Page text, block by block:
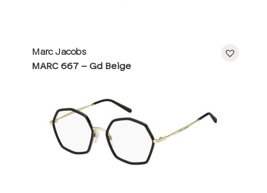
Marc Jacobs
MARC 667 – Gd Beige